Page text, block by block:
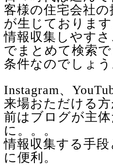
客様の住宅会社
が生じております
情報収集しやす
でまとめて検索
条件なのでしょう
Instagram、
来場おただける方
前はブログが主
に。。。
情報収集する手
に便利。